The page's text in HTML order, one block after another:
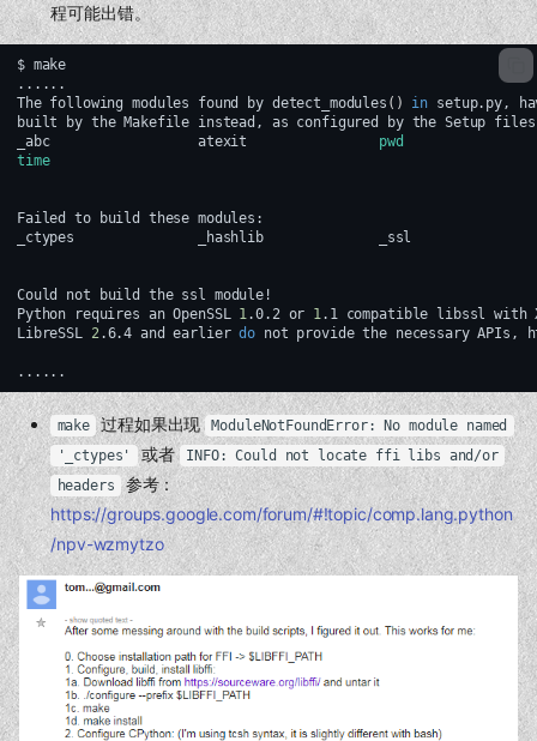
程可能出错。
$ make
......
The following modules found by detect_modules () in setup.py,
built
by the Makefile instead, as configured by the Setup
_abc
atexit
pwd
time
Failed to build these modules:
_ctypes
_hashlib _ssl
Could not build the ssl
module!
Python
requires an OpenSSL 1 .0.2 or 1 .1 compatible libssl with
LibreSSL
2 .6.4 and earlier do not provide the necessary APIs,
make 过程如果出现 ModuleNotFoundError: No module named
'_ctypes'
或者 INFO: Could not locate ffi libs and/or
headers 参考：
https://groups.google.com/forum/#!topic/comp.lang.python
/npv-wzmytzo